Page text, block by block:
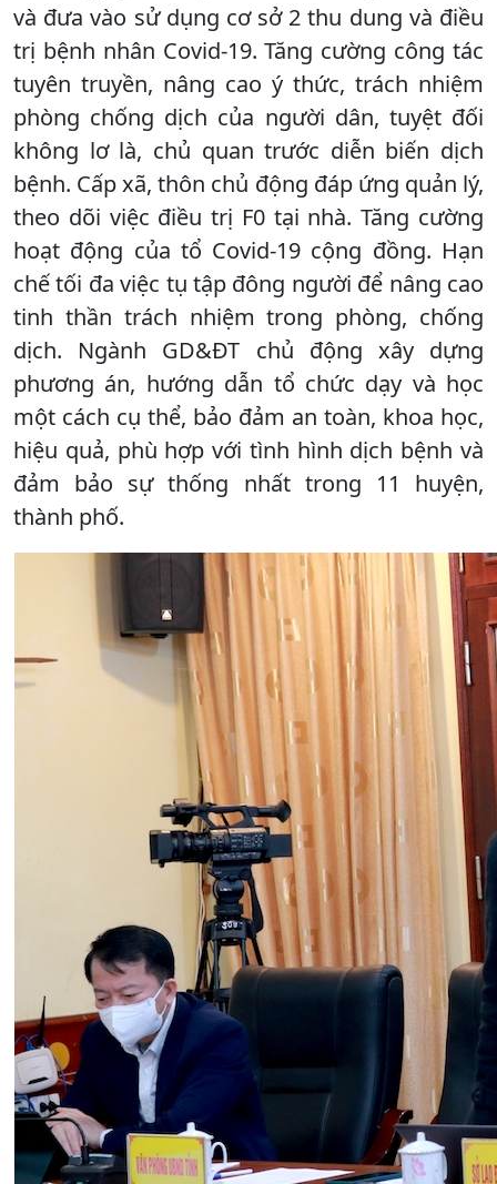
và đưa vào sử dụng cơ sở 2 thu dung và điều
trị bệnh nhân Covid-19. Tăng cường công tác
tuyên truyền, nâng cao ý thức, trách nhiệm
phòng chống dịch của người dân, tuyệt đối
không lơ là, chủ quan trước diễn biến dịch
bệnh. Cấp xã, thôn chủ động đáp ứng quản lý,
theo dõi việc điều trị F0 tại nhà. Tăng cường
hoạt động của tổ Covid-19 cộng đồng. Hạn
chế tối đa việc tụ tập đông người để nâng cao
tinh thần trách nhiệm trong phòng, chống
dịch. Ngành GD&ĐT chủ động xây dựng
phương án, hướng dẫn tổ chức dạy và học
một cách cụ thể, bảo đảm an toàn, khoa học,
hiệu quả, phù hợp với tình hình dịch bệnh và
đảm bảo sự thống nhất trong 11 huyện,
thành phố.